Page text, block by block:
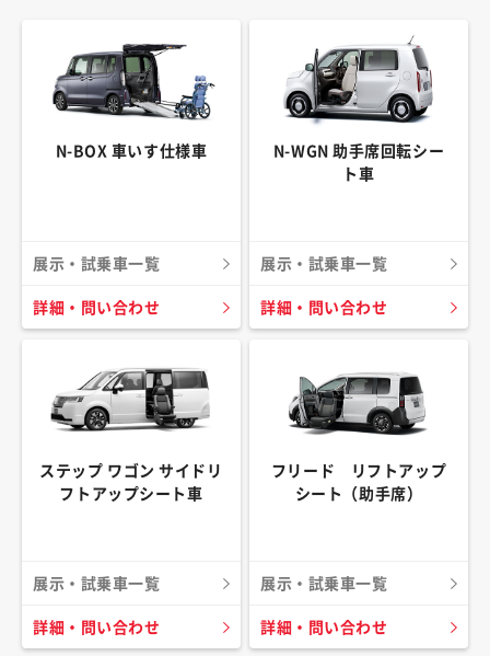
N-BOX 車いす仕様車
展示・試乗車一覧
詳細・問い合わせ
N-WGN 助手席回転シー
ト車
展示・試乗車一覧
詳細・問い合わせ
ステップ ワゴン サイドリ
フトアップシート車
展示・試乗車一覧
詳細・問い合わせ
フリード リフトアップ
シート（助手席）
展示・試乗車一覧
詳細・問い合わせ